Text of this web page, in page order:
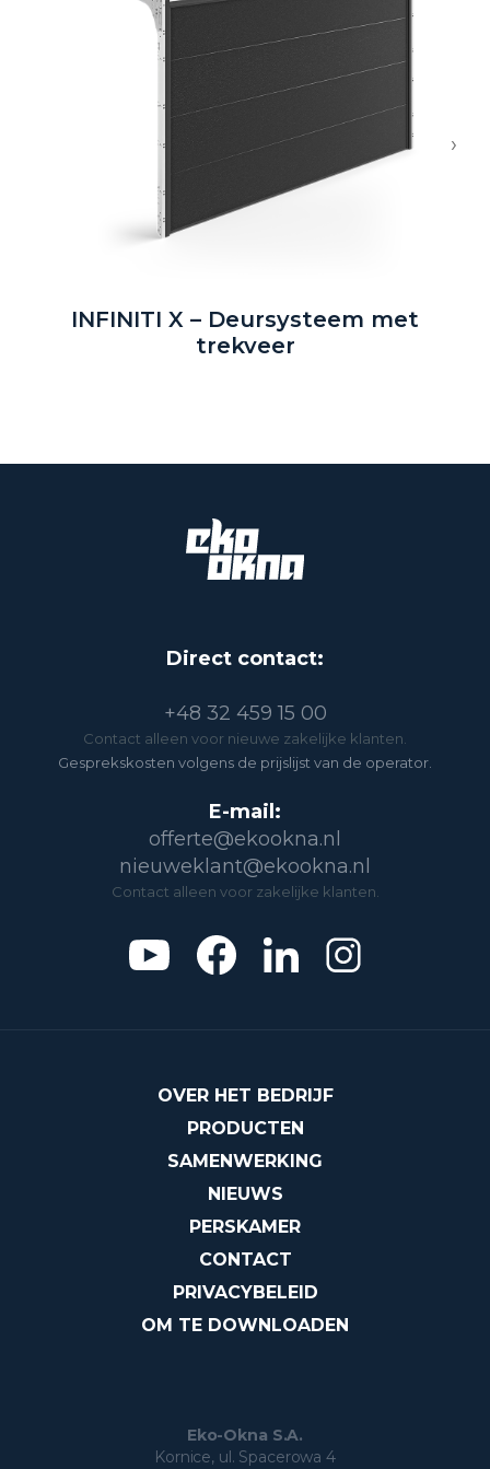
INFINITI X – Deursysteem met
trekveer
›
Direct contact:
+48 32 459 15 00
Contact alleen voor nieuwe zakelijke klanten.
Gesprekskosten volgens de prijslijst van de operator.
E-mail:
offerte@ekookna.nl
nieuweklant@ekookna.nl
Contact alleen voor zakelijke klanten.
OVER HET BEDRIJF
PRODUCTEN
SAMENWERKING
NIEUWS
PERSKAMER
CONTACT
PRIVACYBELEID
OM TE DOWNLOADEN
Eko-Okna S.A.
Kornice, ul. Spacerowa 4